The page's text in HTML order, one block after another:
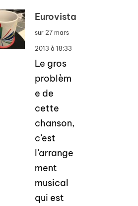
Eurovista
sur 27 mars
2013 à 18:33
Le gros
problèm
e de
cette
chanson,
c’est
l’arrange
ment
musical
qui est